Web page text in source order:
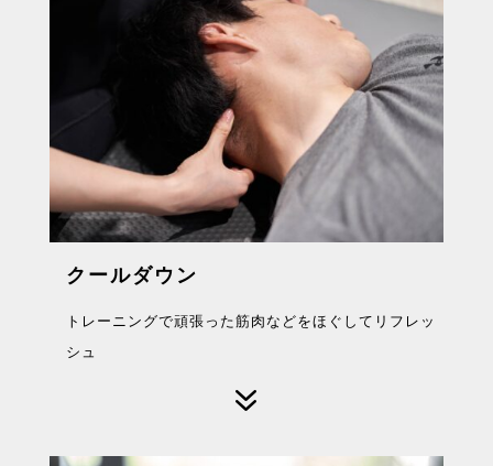
クールダウン
トレーニングで頑張った筋肉などをほぐしてリフレッ
シュ
7